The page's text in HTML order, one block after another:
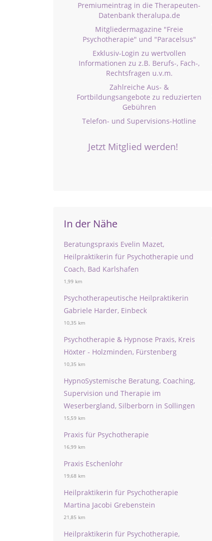
Premiumeintrag in die Therapeuten-
Datenbank theralupa.de
Mitgliedermagazine "Freie
Psychotherapie" und "Paracelsus"
Exklusiv-Login zu wertvollen
Informationen zu z.B. Berufs-, Fach-,
Rechtsfragen u.v.m.
Zahlreiche Aus- &
Fortbildungsangebote zu reduzierten
Gebühren
Telefon- und Supervisions-Hotline
Jetzt Mitglied werden!
In der Nähe
Beratungspraxis Evelin Mazet,
Heilpraktikerin für Psychotherapie und
Coach, Bad Karlshafen
1,99 km
Psychotherapeutische Heilpraktikerin
Gabriele Harder, Einbeck
10,35 km
Psychotherapie & Hypnose Praxis, Kreis
Höxter - Holzminden, Fürstenberg
10,35 km
HypnoSystemische Beratung, Coaching,
Supervision und Therapie im
Weserbergland, Silberborn in Sollingen
15,59 km
Praxis für Psychotherapie
16,99 km
Praxis Eschenlohr
19,68 km
Heilpraktikerin für Psychotherapie
Martina Jacobi Grebenstein
21,85 km
Heilpraktikerin für Psychotherapie,